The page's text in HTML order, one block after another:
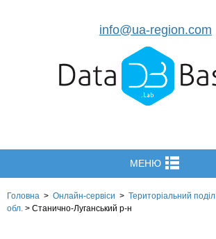
info@ua-region.com
МЕНЮ
Головна > Онлайн-сервіси > Територіальний поділ
обл. > Станично-Луганський р-н